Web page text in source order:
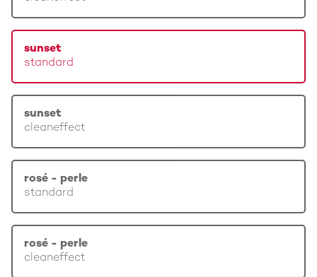
sunset
standard
sunset
cleaneffect
rosé - perle
standard
rosé - perle
cleaneffect